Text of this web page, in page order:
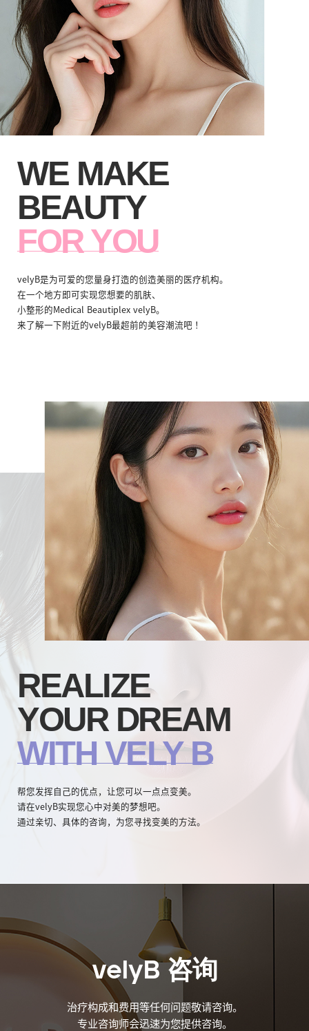
WE MAKE
BEAUTY
FOR YOU
velyB是为可爱的您量身打造的创造美丽的医疗机构。
在一个地方即可实现您想要的肌肤、
小整形的Medical Beautiplex velyB。
来了解一下附近的velyB最超前的美容潮流吧！
REALIZE
YOUR DREAM
WITH VELY B
帮您发挥自己的优点，让您可以一点点变美。
请在velyB实现您心中对美的梦想吧。
通过亲切、具体的咨询，为您寻找变美的方法。
velyB 咨询
治疗构成和费用等任何问题敬请咨询。
专业咨询师会迅速为您提供咨询。